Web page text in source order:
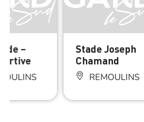
–
Stade Joseph
Chamand
REMOULINS